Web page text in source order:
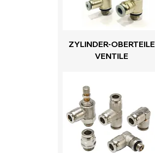
ZYLINDER-OBERTEILE
VENTILE